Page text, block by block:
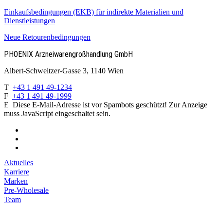
Einkaufsbedingungen (EKB) für indirekte Materialien und
Dienstleistungen
Neue Retourenbedingungen
PHOENIX Arzneiwaren­großhandlung GmbH
Albert-Schweitzer-Gasse 3, 1140 Wien
T +43 1 491 49-1234
F +43 1 491 49-1999
E Diese E-Mail-Adresse ist vor Spambots geschützt! Zur Anzeige
muss JavaScript eingeschaltet sein.
Aktuelles
Karriere
Marken
Pre-Wholesale
Team